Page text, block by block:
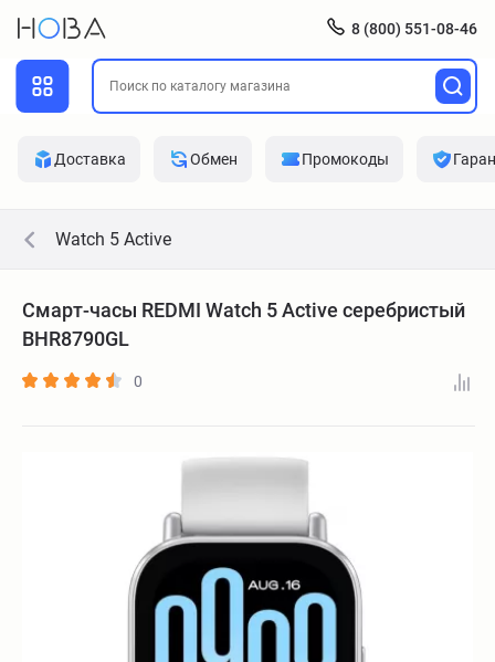
8 (800) 551-08-46
Доставка Обмен Промокоды
Watch 5 Active
Смарт-часы REDMI Watch 5 Active серебристый
BHR8790GL
0